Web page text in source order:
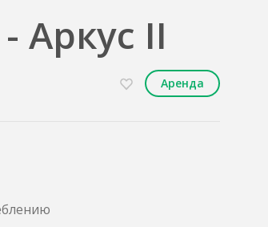
Аркус II
Аренда